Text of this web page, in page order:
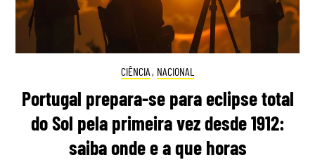
CIÊNCIA , NACIONAL
Portugal prepara-se para eclipse total
do Sol pela primeira vez desde 1912:
saiba onde e a que horas